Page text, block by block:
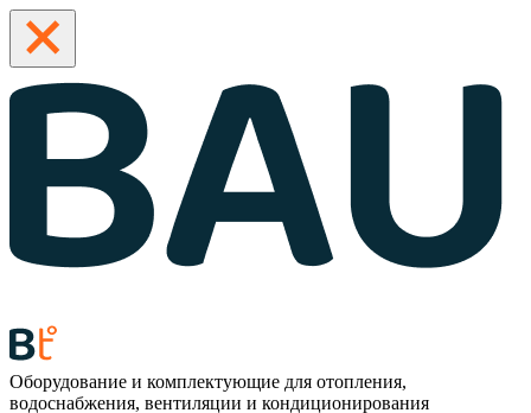
Оборудование и комплектующие для отопления,
водоснабжения, вентиляции и кондиционирования